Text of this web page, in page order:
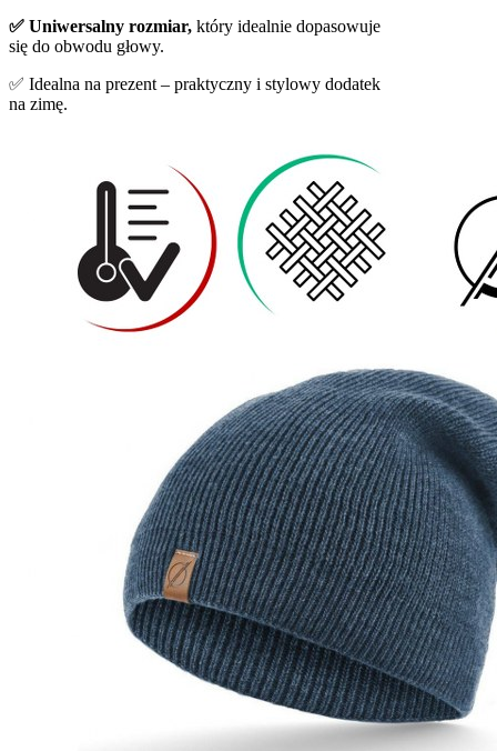
✅ Uniwersalny rozmiar, który idealnie dopasowuje
się do obwodu głowy.
✅ Idealna na prezent – praktyczny i stylowy dodatek
na zimę.